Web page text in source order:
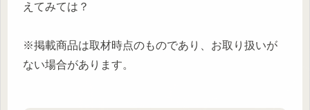
えてみては？
※掲載商品は取材時点のものであり、お取り扱いが
ない場合があります。